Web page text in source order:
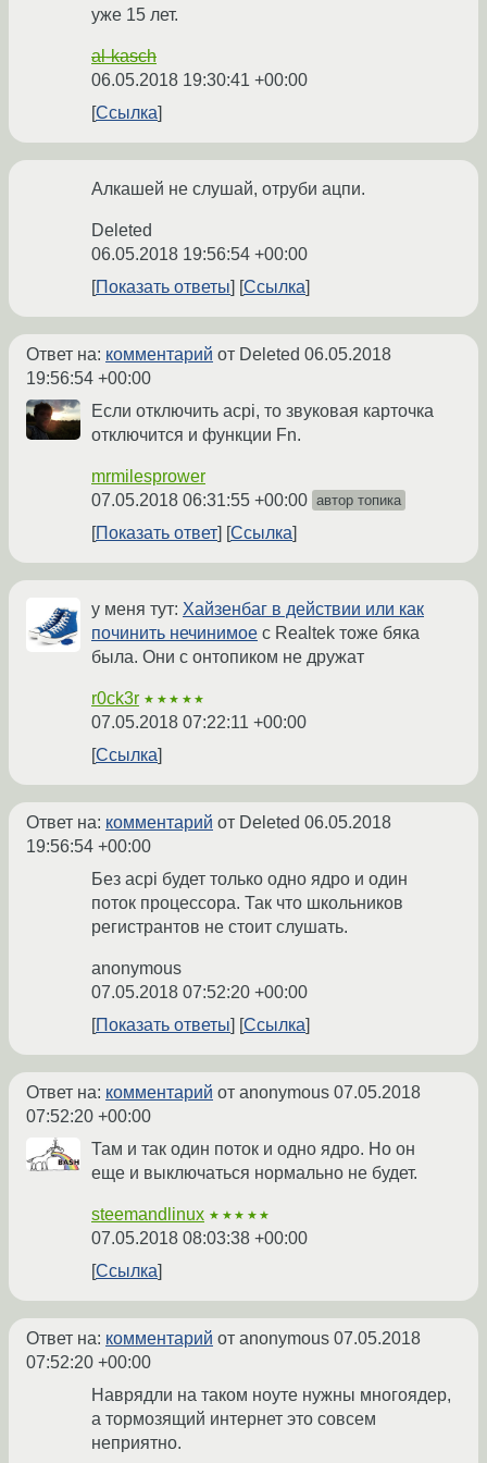
уже 15 лет.
al-kasch
06.05.2018 19:30:41 +00:00
Ссылка
Алкашей не слушай, отруби ацпи.
Deleted
06.05.2018 19:56:54 +00:00
Показать ответы
Ссылка
Ответ на: комментарий от Deleted 06.05.2018
19:56:54 +00:00
Если отключить acpi, то звуковая карточка
отключится и функции Fn.
mrmilesprower
07.05.2018 06:31:55 +00:00 автор топика
Показать ответ Ссылка
у меня тут: Хайзенбаг в действии или как
починить нечинимое с Realtek тоже бяка
была. Они с онтопиком не дружат
r0ck3r ★★★★★
07.05.2018 07:22:11 +00:00
Ссылка
Ответ на: комментарий от Deleted 06.05.2018
19:56:54 +00:00
Без acpi будет только одно ядро и один
поток процессора. Так что школьников
регистрантов не стоит слушать.
anonymous
07.05.2018 07:52:20 +00:00
Показать ответы
Ссылка
Ответ на: комментарий от anonymous 07.05.2018
07:52:20 +00:00
Там и так один поток и одно ядро. Но он
еще и выключаться нормально не будет.
steemandlinux ★★★★★
07.05.2018 08:03:38 +00:00
Ссылка
Ответ на: комментарий от anonymous 07.05.2018
07:52:20 +00:00
Наврядли на таком ноуте нужны многоядер,
а тормозящий интернет это совсем
неприятно.